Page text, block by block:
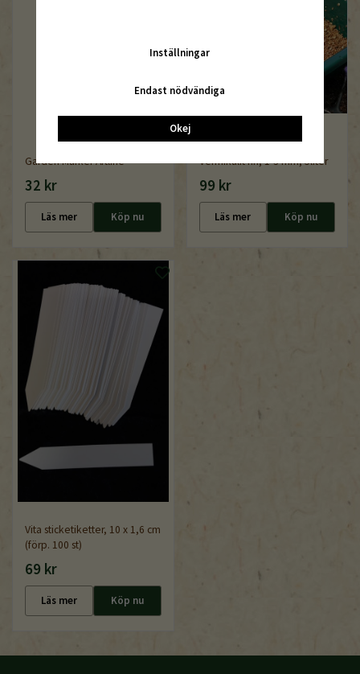
Garden Marker Artline
32 kr
Läs mer Köp nu
Vermikulit fin, 1-3 mm, 5liter
99 kr
Läs mer Köp nu
Vita sticketiketter, 10 x 1,6 cm
(förp. 100 st)
69 kr
Läs mer Köp nu
Inställningar
Endast nödvändiga
Okej